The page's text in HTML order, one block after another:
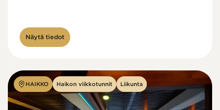
Näytä tiedot
HAIKKO Haikon viikkotunnit Liikunta